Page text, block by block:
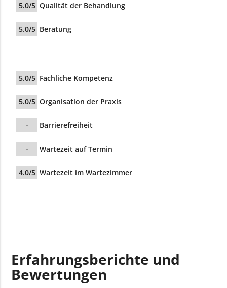
5.0/5 Qualität der Behandlung
5.0/5 Beratung
5.0/5 Fachliche Kompetenz
5.0/5 Organisation der Praxis
- Barrierefreiheit
- Wartezeit auf Termin
4.0/5 Wartezeit im Wartezimmer
Erfahrungsberichte und
Bewertungen